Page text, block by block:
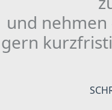
und nehmen
gern